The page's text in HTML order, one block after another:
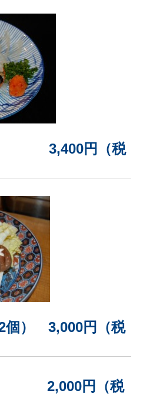
円（税
個） 3,000円（税
2,000円（税